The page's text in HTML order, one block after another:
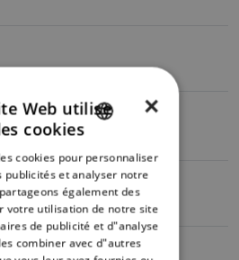
FRENCH
DANISH
ITALIAN
×
Web utilise
cookies
cookies pour personnaliser
publicités et analyser notre
également des
votre utilisation de notre site
de publicité et d"analyse
combiner avec d"autres